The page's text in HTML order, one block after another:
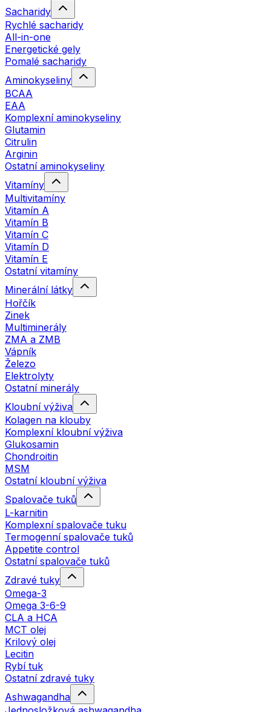
Sacharidy
Rychlé sacharidy
All-in-one
Energetické gely
Pomalé sacharidy
Aminokyseliny
BCAA
EAA
Komplexní aminokyseliny
Glutamin
Citrulin
Arginin
Ostatní aminokyseliny
Vitamíny
Multivitamíny
Vitamín A
Vitamín B
Vitamín C
Vitamín D
Vitamín E
Ostatní vitamíny
Minerální látky
Hořčík
Zinek
Multiminerály
ZMA a ZMB
Vápník
Železo
Elektrolyty
Ostatní minerály
Kloubní výživa
Kolagen na klouby
Komplexní kloubní výživa
Glukosamin
Chondroitin
MSM
Ostatní kloubní výživa
Spalovače tuků
L-karnitin
Komplexní spalovače tuku
Termogenní spalovače tuků
Appetite control
Ostatní spalovače tuků
Zdravé tuky
Omega-3
Omega 3-6-9
CLA a HCA
MCT olej
Krilový olej
Lecitin
Rybí tuk
Ostatní zdravé tuky
Ashwagandha